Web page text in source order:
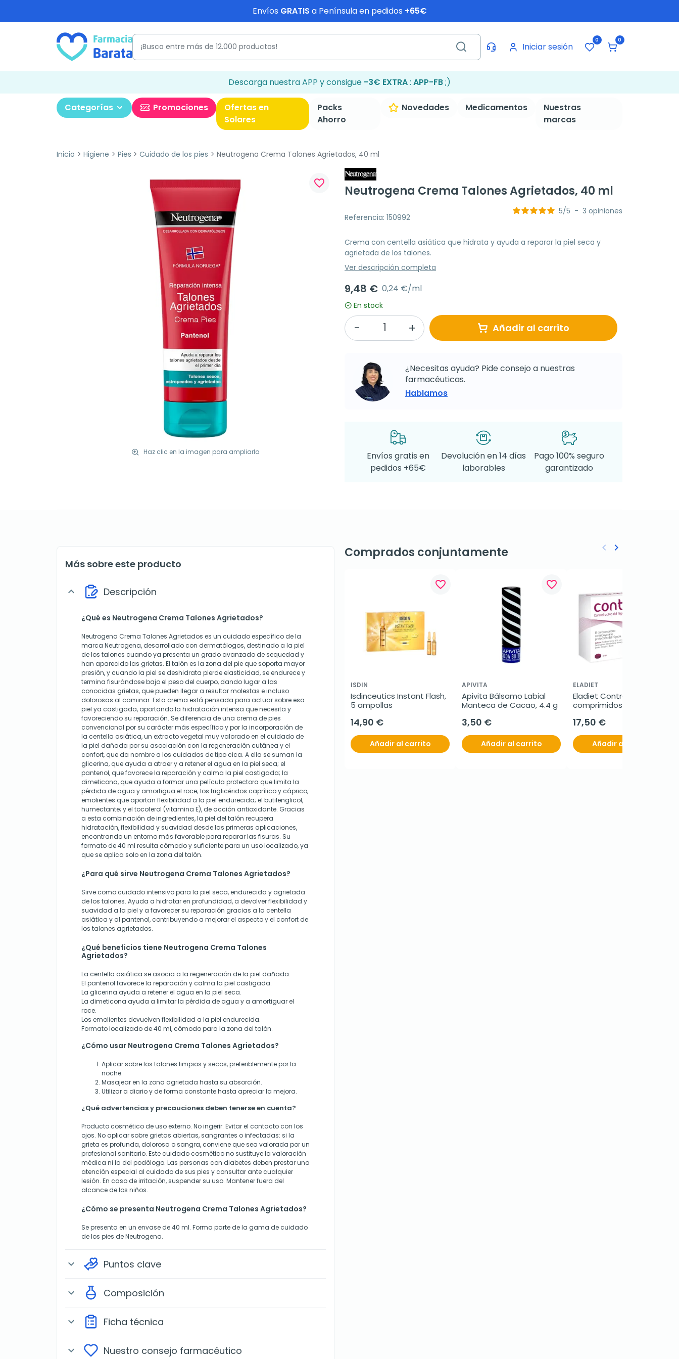
Envíos GRATIS a Península en pedidos +65€
Iniciar sesión
0 0
Descarga nuestra APP y consigue -3€ EXTRA: APP-FB;)
Categorías Promociones
Ofertas en
Solares
Packs
Ahorro
Novedades Medicamentos
Nuestras
marcas
Inicio Higiene Pies Cuidado de los pies Neutrogena Crema Talones Agrietados, 40 ml
Haz clic en la imagen para ampliarla
favorite_border
Neutrogena Crema Talones Agrietados, 40 ml
Referencia: 150992
5/5 - 3 opiniones
Crema con centella asiática que hidrata y ayuda a reparar la piel seca y
agrietada de los talones.
Ver descripción completa
9,48 € 0,24 €/ml
En stock
Añadir al carrito
¿Necesitas ayuda? Pide consejo a nuestras
farmacéuticas.
Hablamos
Envíos gratis en
pedidos +65€
Devolución en 14 días
laborables
Pago 100% seguro
garantizado
Más sobre este producto
expand_more Descripción
¿Qué es Neutrogena Crema Talones Agrietados?
Neutrogena Crema Talones Agrietados es un cuidado específico de la
marca Neutrogena, desarrollado con dermatólogos, destinado a la piel
de los talones cuando ya presenta un grado avanzado de sequedad y
han aparecido las grietas. El talón es la zona del pie que soporta mayor
presión, y cuando la piel se deshidrata pierde elasticidad, se endurece y
termina fisurándose bajo el peso del cuerpo, dando lugar a las
conocidas grietas, que pueden llegar a resultar molestas e incluso
dolorosas al caminar. Esta crema está pensada para actuar sobre esa
piel ya castigada, aportando la hidratación intensa que necesita y
favoreciendo su reparación. Se diferencia de una crema de pies
convencional por su carácter más específico y por la incorporación de
la centella asiática, un extracto vegetal muy valorado en el cuidado de
la piel dañada por su asociación con la regeneración cutánea y el
confort, que da nombre a los cuidados de tipo cica. A ella se suman la
glicerina, que ayuda a atraer y a retener el agua en la piel seca; el
pantenol, que favorece la reparación y calma la piel castigada; la
dimeticona, que ayuda a formar una película protectora que limita la
pérdida de agua y amortigua el roce; los triglicéridos caprílico y cáprico,
emolientes que aportan flexibilidad a la piel endurecida; el butilenglicol,
humectante; y el tocoferol (vitamina E), de acción antioxidante. Gracias
a esta combinación de ingredientes, la piel del talón recupera
hidratación, flexibilidad y suavidad desde las primeras aplicaciones,
encontrando un entorno más favorable para reparar las fisuras. Su
formato de 40 ml resulta cómodo y suficiente para un uso localizado, ya
que se aplica solo en la zona del talón.
¿Para qué sirve Neutrogena Crema Talones Agrietados?
Sirve como cuidado intensivo para la piel seca, endurecida y agrietada
de los talones. Ayuda a hidratar en profundidad, a devolver flexibilidad y
suavidad a la piel y a favorecer su reparación gracias a la centella
asiática y al pantenol, contribuyendo a mejorar el aspecto y el confort de
los talones agrietados.
¿Qué beneficios tiene Neutrogena Crema Talones
Agrietados?
La centella asiática se asocia a la regeneración de la piel dañada.
El pantenol favorece la reparación y calma la piel castigada.
La glicerina ayuda a retener el agua en la piel seca.
La dimeticona ayuda a limitar la pérdida de agua y a amortiguar el
roce.
Los emolientes devuelven flexibilidad a la piel endurecida.
Formato localizado de 40 ml, cómodo para la zona del talón.
¿Cómo usar Neutrogena Crema Talones Agrietados?
Aplicar sobre los talones limpios y secos, preferiblemente por la
noche.
Masajear en la zona agrietada hasta su absorción.
Utilizar a diario y de forma constante hasta apreciar la mejora.
¿Qué advertencias y precauciones deben tenerse en cuenta?
Producto cosmético de uso externo. No ingerir. Evitar el contacto con los
ojos. No aplicar sobre grietas abiertas, sangrantes o infectadas: si la
grieta es profunda, dolorosa o sangra, conviene que sea valorada por un
profesional sanitario. Este cuidado cosmético no sustituye la valoración
médica ni la del podólogo. Las personas con diabetes deben prestar una
atención especial al cuidado de sus pies y consultar ante cualquier
lesión. En caso de irritación, suspender su uso. Mantener fuera del
alcance de los niños.
¿Cómo se presenta Neutrogena Crema Talones Agrietados?
Se presenta en un envase de 40 ml. Forma parte de la gama de cuidado
de los pies de Neutrogena.
expand_more Puntos clave
expand_more Composición
expand_more Ficha técnica
expand_more Nuestro consejo farmacéutico
Comprados conjuntamente
favorite_border
ISDIN
Isdinceutics Instant Flash,
5 ampollas
14,90 €
Añadir al carrito
favorite_border
APIVITA
Apivita Bálsamo Labial
Manteca de Cacao, 4.4 g
3,50 €
Añadir al carrito
ELADIET
Eladiet Controlhep, 60
comprimidos
17,50 €
Añadir al carrito
Anterior
keyboard_arrow_left Siguiente
keyboard_arrow_right